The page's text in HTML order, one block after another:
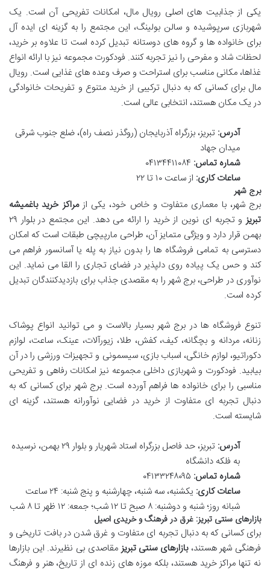
یکی از جذابیت های اصلی رویال مال، امکانات تفریحی آن است. یک
شهربازی سرپوشیده و سالن بولینگ، این مجتمع را به گزینه ای ایده آل
برای خانواده ها و گروه های دوستانه تبدیل کرده است تا علاوه بر خرید،
لحظات شاد و مفرحی را نیز تجربه کنند. فودکورت مجموعه نیز با ارائه انواع
غذاها، مکانی مناسب برای استراحت و صرف وعده های غذایی است. رویال
مال برای کسانی که به دنبال ترکیبی از خرید متنوع و تفریحات خانوادگی
در یک مکان هستند، انتخابی عالی است.
آدرس: تبریز، بزرگراه آذربایجان (روگذر نصف راه)، ضلع جنوب شرقی
میدان جهاد
شماره تماس:
ساعات کاری: از ساعت ۱۰ تا ۲۲
برج شهر
برج شهر، با معماری متفاوت و خاص خود، یکی ازمراکز خرید باغمیشه
تبریز
و تجربه ای نوین از خرید را ارائه می دهد. این مجتمع در بلوار ۲۹
بهمن قرار دارد و ویژگی متمایز آن، طراحی مارپیچی طبقات است که امکان
دسترسی به تمامی فروشگاه ها را بدون نیاز به پله یا آسانسور فراهم می
کند و حس یک پیاده روی دلپذیر در فضای تجاری را القا می نماید. این
نوآوری در طراحی، برج شهر را به مقصدی جذاب برای بازدیدکنندگان تبدیل
کرده است.
تنوع فروشگاه ها در برج شهر بسیار بالاست و می توانید انواع پوشاک
زنانه، مردانه و بچگانه، کیف، کفش، طلا، زیورآلات، عینک، ساعت، لوازم
دکوراتیو، لوازم خانگی، اسباب بازی، سیسمونی و تجهیزات ورزشی را در آن
بیابید. فودکورت و شهربازی داخلی مجموعه نیز امکانات رفاهی و تفریحی
مناسبی را برای خانواده ها فراهم آورده است. برج شهر برای کسانی که به
دنبال تجربه ای متفاوت از خرید در فضایی نوآورانه هستند، گزینه ای
شایسته است.
آدرس:
تبریز، حد فاصل بزرگراه استاد شهریار و بلوار ۲۹ بهمن، نرسیده
به فلکه دانشگاه
شماره تماس:
ساعات کاری:
یکشنبه، سه شنبه، چهارشنبه و پنج شنبه: ۲۴ ساعت
شبانه روز؛ شنبه و دوشنبه: ۸ صبح تا ۱۲ شب؛ جمعه: ۱۲ ظهر تا ۸ شب
بازارهای سنتی تبریز: غرق در فرهنگ و خریدی اصیل
برای کسانی که به دنبال تجربه ای متفاوت و غرق شدن در بافت تاریخی و
فرهنگی شهر هستند،بازارهای سنتی تبریزمقاصدی بی نظیرند. این بازارها
نه تنها مراکز خرید هستند، بلکه موزه های زنده ای از تاریخ، هنر و فرهنگ